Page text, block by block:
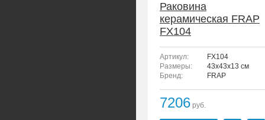
Раковина
керамическая FRAP
FX104
Артикул:
FX104
Размеры:
43x43x13 см
Бренд:
FRAP
7206 руб.